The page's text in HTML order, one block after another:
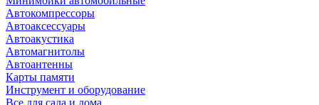
Автокомпрессоры
Автоаксессуары
Автоакустика
Автомагнитолы
Автоантенны
Карты памяти
Инструмент и оборудование
Все для сада и дома